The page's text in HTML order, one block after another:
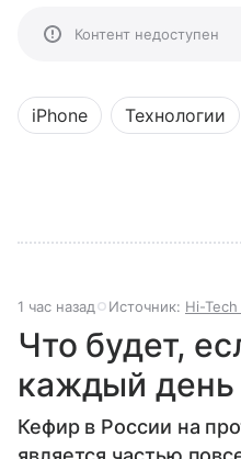
Контент недоступен
iPhone Технологии
1 час назад Источник: Hi-Tech
Что будет,
каждый день
Кефир в России на